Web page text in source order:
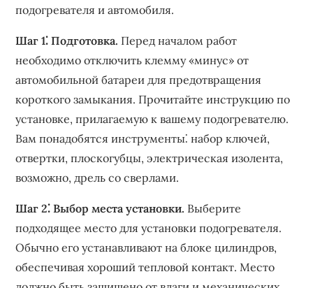
подогревателя и автомобиля.
Шаг 1⁚ Подготовка. Перед началом работ
необходимо отключить клемму «минус» от
автомобильной батареи для предотвращения
короткого замыкания. Прочитайте инструкцию по
установке, прилагаемую к вашему подогревателю.
Вам понадобятся инструменты⁚ набор ключей,
отвертки, плоскогубцы, электрическая изолента,
возможно, дрель со сверлами.
Шаг 2⁚ Выбор места установки. Выберите
подходящее место для установки подогревателя.
Обычно его устанавливают на блоке цилиндров,
обеспечивая хороший тепловой контакт. Место